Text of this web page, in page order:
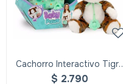
Cachorro Interactivo Tigre
Baby Paws
$ 2.790